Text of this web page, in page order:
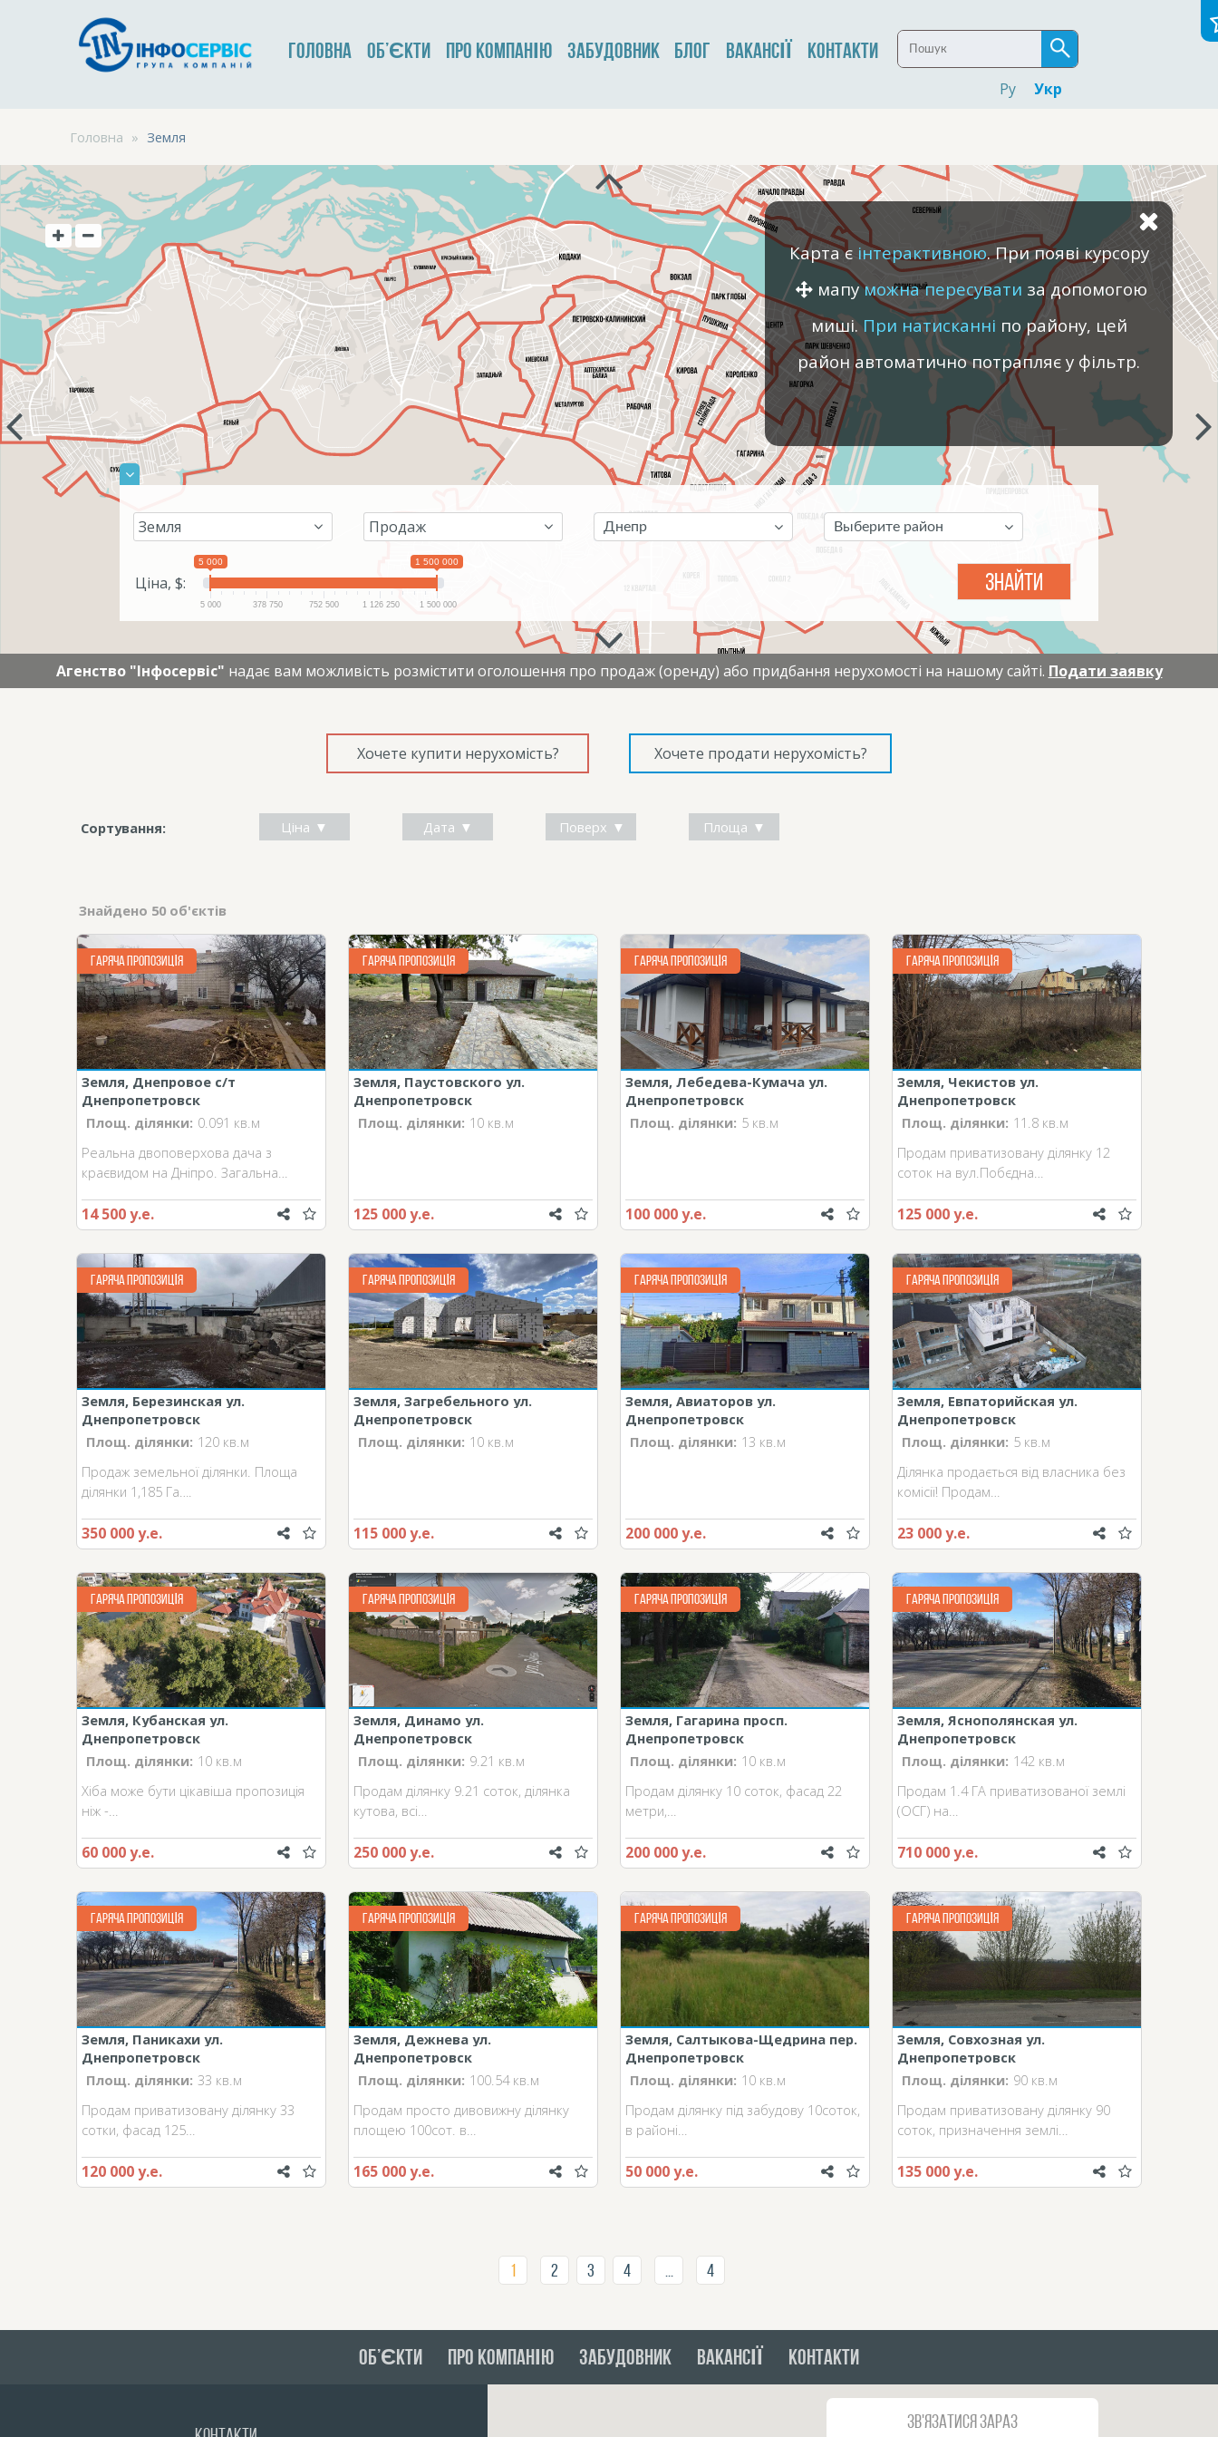
ГОЛОВНА ОБ’ЄКТИ ПРО КОМПАНІЮ ЗАБУДОВНИК БЛОГ ВАКАНСІЇ КОНТАКТИ
Ру Укр
Головна » Земля
Карта є інтерактивною. При появі курсору
мапуможна пересувати за допомогою
миші.При натисканні по району, цей
район автоматично потрапляє у фільтр.
Агенство "Інфосервіс" надає вам можливість розмістити оголошення про продаж (оренду) або придбання нерухомості на нашому сайті. Подати заявку
Днепр Выберите район
Ціна, $:
5 000 1 500 000
5 000 378 750 752 500 1 126 250 1 500 000
ЗНАЙТИ
Хочете купити нерухомість? Хочете продати нерухомість?
Сортування: Ціна Дата Поверх Площа
Знайдено 50 об'єктів
ГАРЯЧА ПРОПОЗИЦІЯ
Земля, Днепровое с/т
Днепропетровск
Площ. ділянки: 0.091 кв.м
Реальна двоповерхова дача з
краєвидом на Дніпро. Загальна…
14 500 у.е.
ГАРЯЧА ПРОПОЗИЦІЯ
Земля, Паустовского ул.
Днепропетровск
Площ. ділянки: 10 кв.м
125 000 у.е.
ГАРЯЧА ПРОПОЗИЦІЯ
Земля, Лебедева-Кумача ул.
Днепропетровск
Площ. ділянки: 5 кв.м
100 000 у.е.
ГАРЯЧА ПРОПОЗИЦІЯ
Земля, Чекистов ул.
Днепропетровск
Площ. ділянки: 11.8 кв.м
Продам приватизовану ділянку 12
соток на вул.Побєдна…
125 000 у.е.
ГАРЯЧА ПРОПОЗИЦІЯ
Земля, Березинская ул.
Днепропетровск
Площ. ділянки: 120 кв.м
Продаж земельної ділянки. Площа
ділянки 1,185 Га….
350 000 у.е.
ГАРЯЧА ПРОПОЗИЦІЯ
Земля, Загребельного ул.
Днепропетровск
Площ. ділянки: 10 кв.м
115 000 у.е.
ГАРЯЧА ПРОПОЗИЦІЯ
Земля, Авиаторов ул.
Днепропетровск
Площ. ділянки: 13 кв.м
200 000 у.е.
ГАРЯЧА ПРОПОЗИЦІЯ
Земля, Евпаторийская ул.
Днепропетровск
Площ. ділянки: 5 кв.м
Ділянка продається від власника без
комісії! Продам…
23 000 у.е.
ГАРЯЧА ПРОПОЗИЦІЯ
Земля, Кубанская ул.
Днепропетровск
Площ. ділянки: 10 кв.м
Хіба може бути цікавіша пропозиція
ніж -…
60 000 у.е.
ГАРЯЧА ПРОПОЗИЦІЯ
Земля, Динамо ул.
Днепропетровск
Площ. ділянки: 9.21 кв.м
Продам ділянку 9.21 соток, ділянка
кутова, всі…
250 000 у.е.
ГАРЯЧА ПРОПОЗИЦІЯ
Земля, Гагарина просп.
Днепропетровск
Площ. ділянки: 10 кв.м
Продам ділянку 10 соток, фасад 22
метри,…
200 000 у.е.
ГАРЯЧА ПРОПОЗИЦІЯ
Земля, Яснополянская ул.
Днепропетровск
Площ. ділянки: 142 кв.м
Продам 1.4 ГА приватизованої землі
(ОСГ) на…
710 000 у.е.
ГАРЯЧА ПРОПОЗИЦІЯ
Земля, Паникахи ул.
Днепропетровск
Площ. ділянки: 33 кв.м
Продам приватизовану ділянку 33
сотки, фасад 125…
120 000 у.е.
ГАРЯЧА ПРОПОЗИЦІЯ
Земля, Дежнева ул.
Днепропетровск
Площ. ділянки: 100.54 кв.м
Продам просто дивовижну ділянку
площею 100сот. в…
165 000 у.е.
ГАРЯЧА ПРОПОЗИЦІЯ
Земля, Салтыкова-Щедрина пер.
Днепропетровск
Площ. ділянки: 10 кв.м
Продам ділянку під забудову 10соток,
в районі…
50 000 у.е.
ГАРЯЧА ПРОПОЗИЦІЯ
Земля, Совхозная ул.
Днепропетровск
Площ. ділянки: 90 кв.м
Продам приватизовану ділянку 90
соток, призначення землі…
135 000 у.е.
1 2 3 4 4
ОБ’ЄКТИ ПРО КОМПАНІЮ ЗАБУДОВНИК ВАКАНСІЇ КОНТАКТИ
Зв'язатися зараз